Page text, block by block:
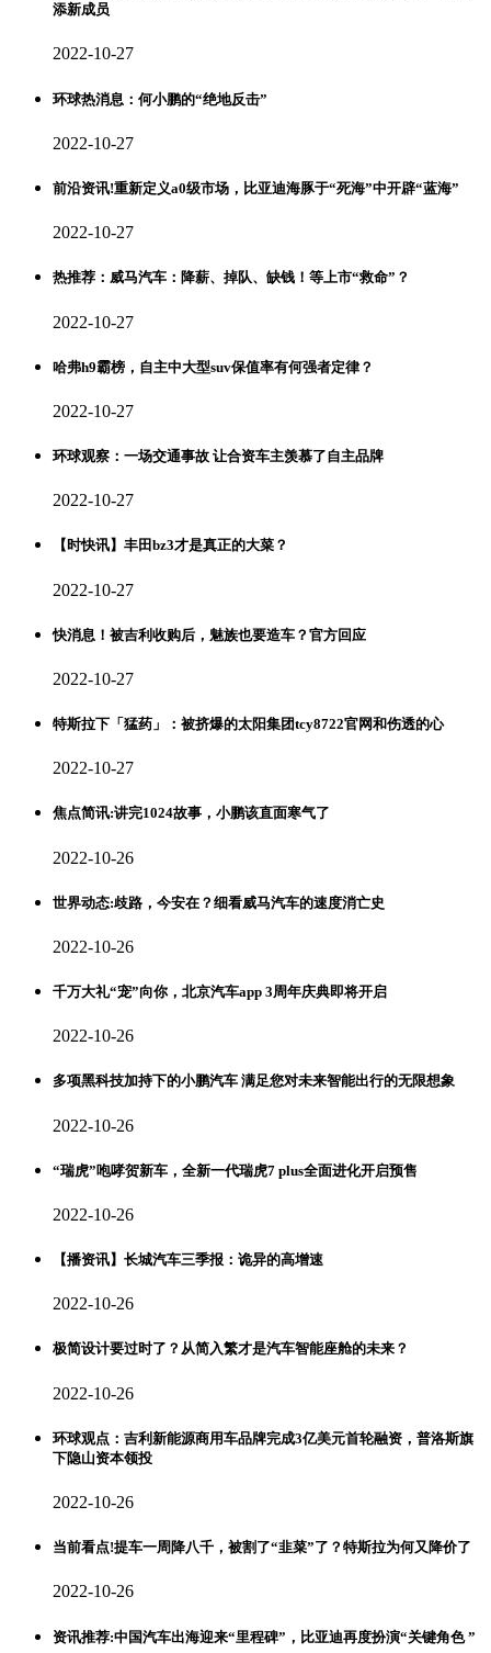
添新成员
2022-10-27
环球热消息：何小鹏的“绝地反击”
2022-10-27
前沿资讯!重新定义a0级市场，比亚迪海豚于“死海”中开辟“蓝海”
2022-10-27
热推荐：威马汽车：降薪、掉队、缺钱！等上市“救命”？
2022-10-27
哈弗h9霸榜，自主中大型suv保值率有何强者定律？
2022-10-27
环球观察：一场交通事故 让合资车主羡慕了自主品牌
2022-10-27
【时快讯】丰田bz3才是真正的大菜？
2022-10-27
快消息！被吉利收购后，魅族也要造车？官方回应
2022-10-27
特斯拉下「猛药」：被挤爆的太阳集团tcy8722官网和伤透的心
2022-10-27
焦点简讯:讲完1024故事，小鹏该直面寒气了
2022-10-26
世界动态:歧路，今安在？细看威马汽车的速度消亡史
2022-10-26
千万大礼“宠”向你，北京汽车app 3周年庆典即将开启
2022-10-26
多项黑科技加持下的小鹏汽车 满足您对未来智能出行的无限想象
2022-10-26
“瑞虎”咆哮贺新车，全新一代瑞虎7 plus全面进化开启预售
2022-10-26
【播资讯】长城汽车三季报：诡异的高增速
2022-10-26
极简设计要过时了？从简入繁才是汽车智能座舱的未来？
2022-10-26
环球观点：吉利新能源商用车品牌完成3亿美元首轮融资，普洛斯旗
下隐山资本领投
2022-10-26
当前看点!提车一周降八千，被割了“韭菜”了？特斯拉为何又降价了
2022-10-26
资讯推荐:中国汽车出海迎来“里程碑”，比亚迪再度扮演“关键角色 ”